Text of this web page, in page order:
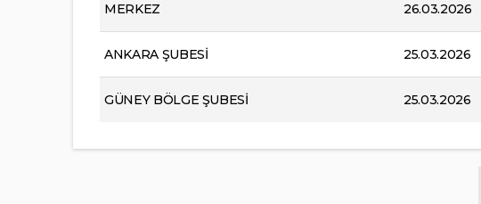
MERKEZ 26.03.2026
ANKARA ŞUBESİ 25.03.2026
GÜNEY BÖLGE ŞUBESİ 25.03.2026